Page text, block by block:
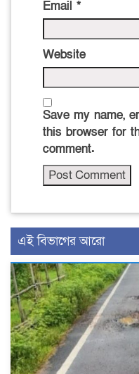
Email *
Website
Save my name,
this browser for
comment.
এই বিভাগের আরো